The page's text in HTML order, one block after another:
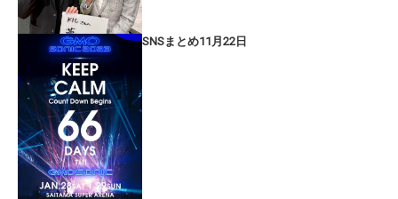
SNSまとめ11月22日